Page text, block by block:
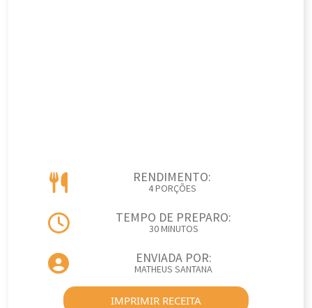
RENDIMENTO:
4 PORÇÕES
TEMPO DE PREPARO:
30 MINUTOS
ENVIADA POR:
MATHEUS SANTANA
IMPRIMIR RECEITA